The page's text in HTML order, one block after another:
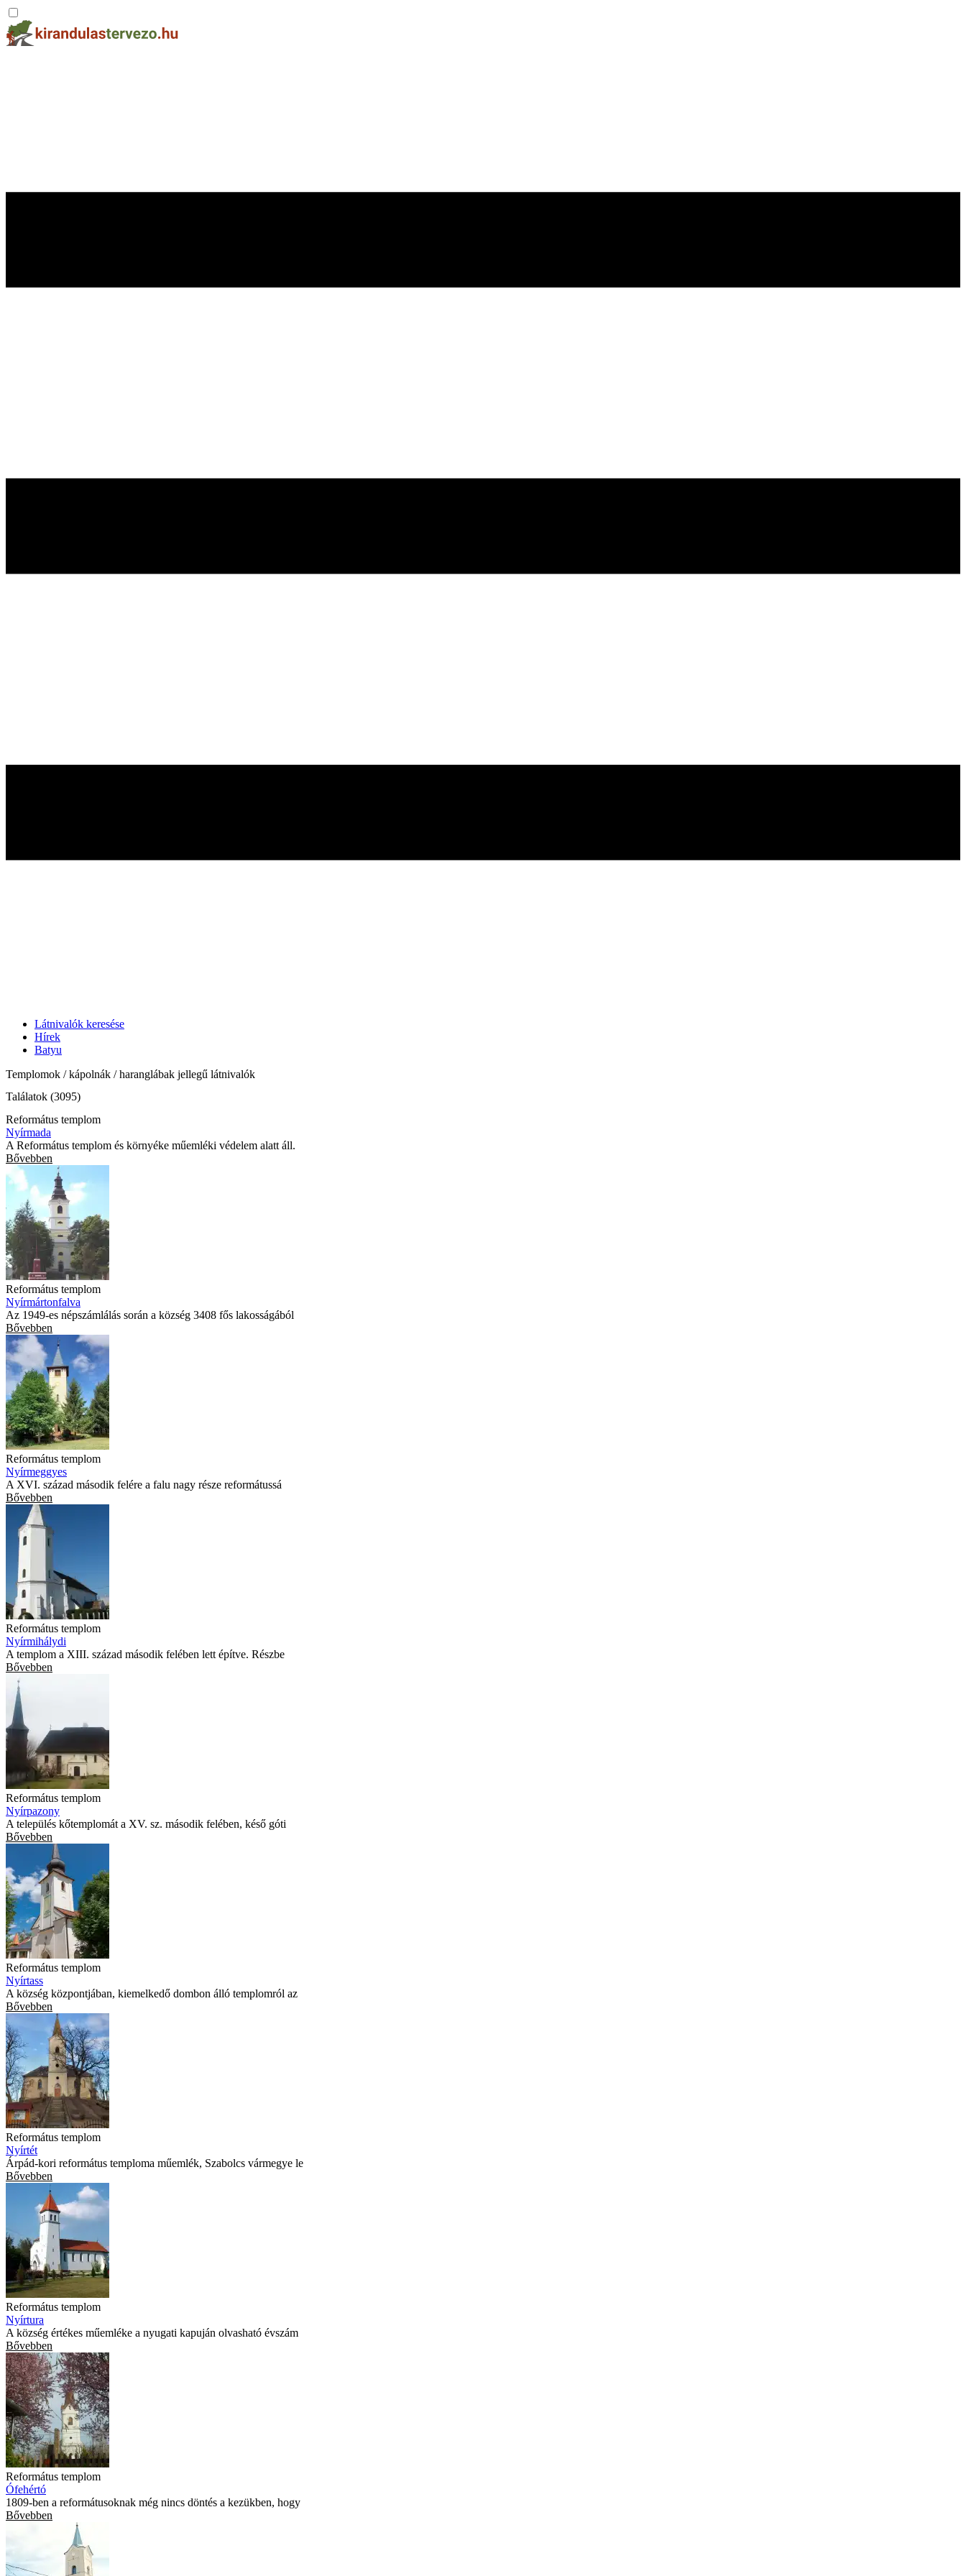
Látnivalók keresése
Hírek
Batyu
Templomok / kápolnák / haranglábak jellegű látnivalók
Találatok (3095)
Református templom
Nyírmada
A Református templom és környéke műemléki védelem alatt áll.
Bővebben
Református templom
Nyírmártonfalva
Az 1949-es népszámlálás során a község 3408 fős lakosságából
Bővebben
Református templom
Nyírmeggyes
A XVI. század második felére a falu nagy része reformátussá
Bővebben
Református templom
Nyírmihálydi
A templom a XIII. század második felében lett építve. Részbe
Bővebben
Református templom
Nyírpazony
A település kőtemplomát a XV. sz. második felében, késő góti
Bővebben
Református templom
Nyírtass
A község központjában, kiemelkedő dombon álló templomról az
Bővebben
Református templom
Nyírtét
Árpád-kori református temploma műemlék, Szabolcs vármegye le
Bővebben
Református templom
Nyírtura
A község értékes műemléke a nyugati kapuján olvasható évszám
Bővebben
Református templom
Ófehértó
1809-ben a reformátusoknak még nincs döntés a kezükben, hogy
Bővebben